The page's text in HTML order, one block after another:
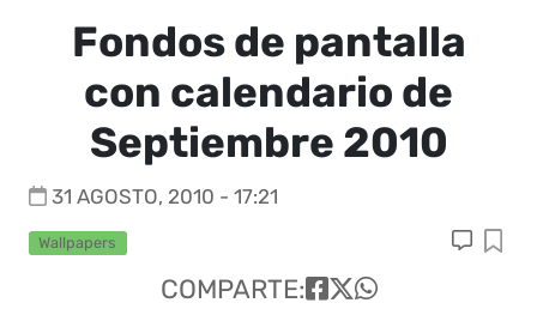
Fondos de pantalla
con calendario de
Septiembre 2010
31 AGOSTO, 2010 - 17:21
Wallpapers
COMPARTE: